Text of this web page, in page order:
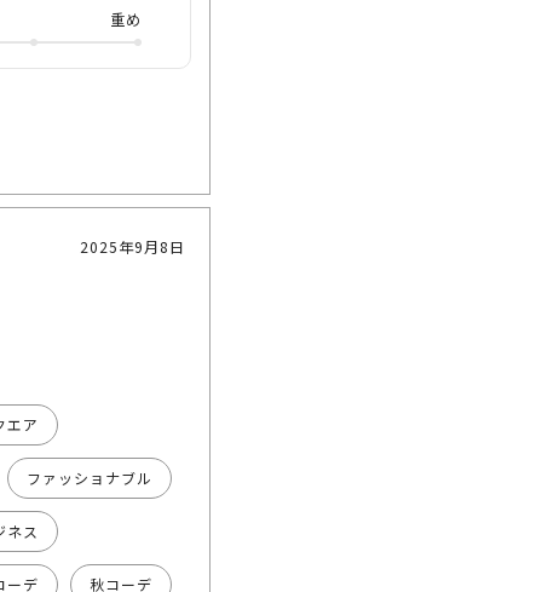
使えてカッコいい
ク店では男性女
重め
エア
ファッショナブル
ネス
ーデ 秋コーデ
2025年9月8日